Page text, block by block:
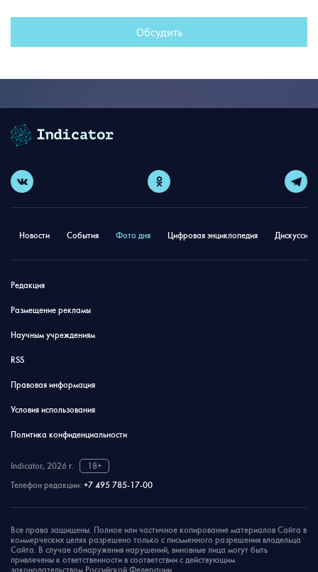
Обсудить
Новости События Фото дня Цифровая энциклопедия
Редакция
Размещение рекламы
Научным учреждениям
RSS
Правовая информация
Условия использования
Политика конфиденциальности
Indicator, 2026 г.
18+
Телефон редакции: +7 495 785-17-00
Все права защищены. Полное или частичное копирование материалов Сайта в
коммерческих целях разрешено только с письменного разрешения владельца
Сайта. В случае обнаружения нарушений, виновные лица могут быть
привлечены к ответственности в соответствии с действующим
законодательством Российской Федерации.